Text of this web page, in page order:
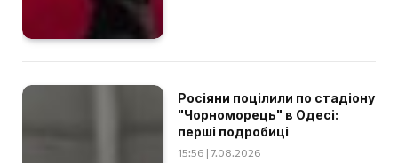
Росіяни поцілили по стадіону
"Чорноморець" в Одесі:
перші подробиці
15:56 | 7.08.2026